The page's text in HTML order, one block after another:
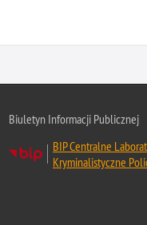
Biuletyn Informacji Publicznej
BIP Centralne
Kryminalistyczne